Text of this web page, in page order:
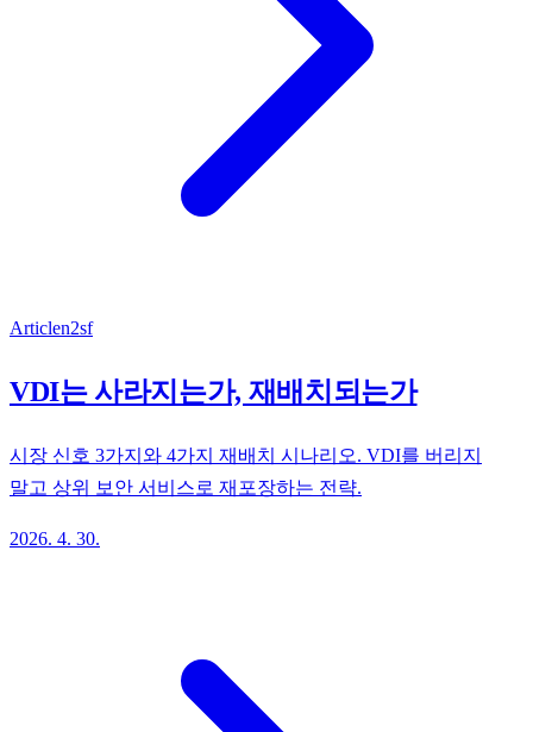
Articlen2sf
VDI는 사라지는가, 재배치되는가
시장 신호 3가지와 4가지 재배치 시나리오. VDI를 버리지
말고 상위 보안 서비스로 재포장하는 전략.
2026. 4. 30.